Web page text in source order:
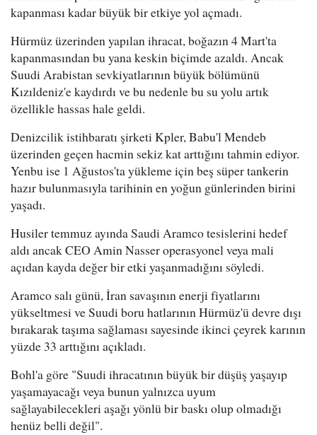
kapanması kadar büyük bir etkiye yol açmadı.
Hürmüz üzerinden yapılan ihracat, boğazın 4 Mart'ta
kapanmasından bu yana keskin biçimde azaldı. Ancak
Suudi Arabistan sevkiyatlarının büyük bölümünü
Kızıldeniz'e kaydırdı ve bu nedenle bu su yolu artık
özellikle hassas hale geldi.
Denizcilik istihbaratı şirketi Kpler, Babu'l Mendeb
üzerinden geçen hacmin sekiz kat arttığını tahmin ediyor.
Yenbu ise 1 Ağustos'ta yükleme için beş süper tankerin
hazır bulunmasıyla tarihinin en yoğun günlerinden birini
yaşadı.
Husiler temmuz ayında Saudi Aramco tesislerini hedef
aldı ancak CEO Amin Nasser operasyonel veya mali
açıdan kayda değer bir etki yaşanmadığını söyledi.
Aramco salı günü, İran savaşının enerji fiyatlarını
yükseltmesi ve Suudi boru hatlarının Hürmüz'ü devre dışı
bırakarak taşıma sağlaması sayesinde ikinci çeyrek karının
yüzde 33 arttığını açıkladı.
Bohl'a göre "Suudi ihracatının büyük bir düşüş yaşayıp
yaşamayacağı veya bunun yalnızca uyum
sağlayabilecekleri aşağı yönlü bir baskı olup olmadığı
henüz belli değil".